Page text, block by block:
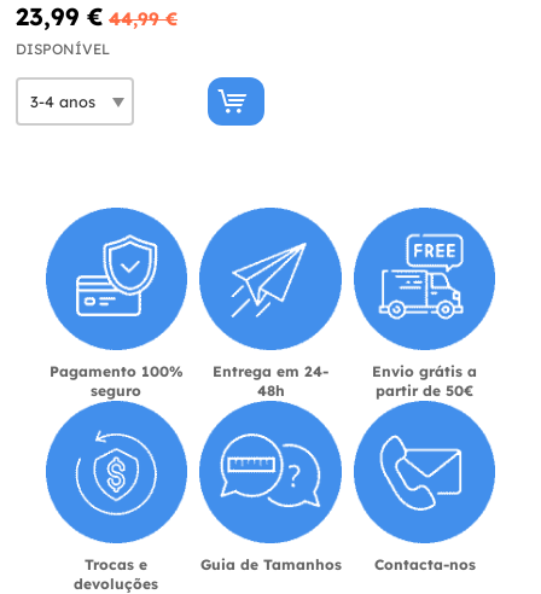
23,99 € 44,99 €
DISPONÍVEL
Pagamento 100%
seguro
Entrega em 24-
48h
Envio grátis a
partir de 50€
Trocas e
devoluções
Guia de Tamanhos Contacta-nos